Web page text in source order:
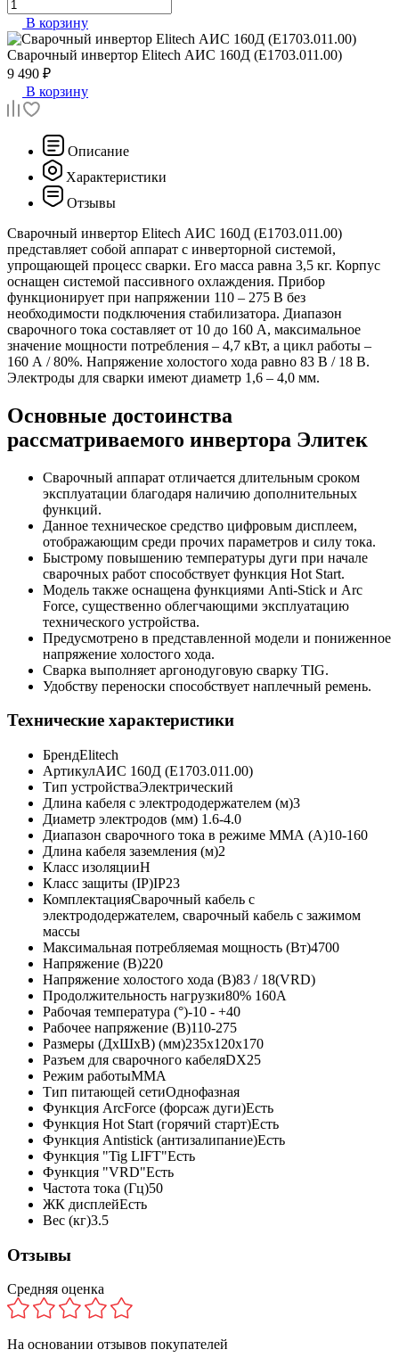
В корзину
Сварочный инвертор Elitech АИС 160Д (E1703.011.00)
9 490 ₽
В корзину
Описание
Характеристики
Отзывы
Сварочный инвертор Elitech АИС 160Д (E1703.011.00)
представляет собой аппарат с инверторной системой,
упрощающей процесс сварки. Его масса равна 3,5 кг. Корпус
оснащен системой пассивного охлаждения. Прибор
функционирует при напряжении 110 – 275 В без
необходимости подключения стабилизатора. Диапазон
сварочного тока составляет от 10 до 160 А, максимальное
значение мощности потребления – 4,7 кВт, а цикл работы –
160 А / 80%. Напряжение холостого хода равно 83 В / 18 В.
Электроды для сварки имеют диаметр 1,6 – 4,0 мм.
Основные достоинства
рассматриваемого инвертора Элитек
Сварочный аппарат отличается длительным сроком
эксплуатации благодаря наличию дополнительных
функций.
Данное техническое средство цифровым дисплеем,
отображающим среди прочих параметров и силу тока.
Быстрому повышению температуры дуги при начале
сварочных работ способствует функция Hot Start.
Модель также оснащена функциями Anti-Stick и Arc
Force, существенно облегчающими эксплуатацию
технического устройства.
Предусмотрено в представленной модели и пониженное
напряжение холостого хода.
Сварка выполняет аргонодуговую сварку TIG.
Удобству переноски способствует наплечный ремень.
Технические характеристики
БрендElitech
АртикулАИС 160Д (E1703.011.00)
Тип устройстваЭлектрический
Длина кабеля с электрододержателем (м)3
Диаметр электродов (мм) 1.6-4.0
Диапазон сварочного тока в режиме ММА (А)10-160
Длина кабеля заземления (м)2
Класс изоляцииН
Класс защиты (IP)IP23
КомплектацияСварочный кабель с
электрододержателем, сварочный кабель с зажимом
массы
Максимальная потребляемая мощность (Вт)4700
Напряжение (В)220
Напряжение холостого хода (В)83 / 18(VRD)
Продолжительность нагрузки80% 160А
Рабочая температура (°)-10 - +40
Рабочее напряжение (В)110-275
Размеры (ДxШxВ) (мм)235х120х170
Разъем для сварочного кабеляDX25
Режим работыMMA
Тип питающей сетиОднофазная
Функция ArcForce (форсаж дуги)Есть
Функция Hot Start (горячий старт)Есть
Функция Antistick (антизалипание)Есть
Функция "Tig LIFT"Есть
Функция "VRD"Есть
Частота тока (Гц)50
ЖК дисплейЕсть
Вес (кг)3.5
Отзывы
Средняя оценка
На основании отзывов покупателей